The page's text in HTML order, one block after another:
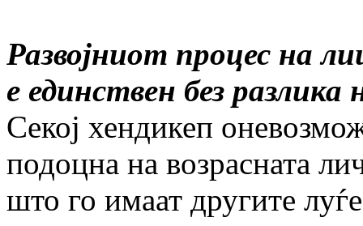
Развојниот процес на
е единствен без
Секој хендикеп
подоцна на возрасната
што го имаат другите